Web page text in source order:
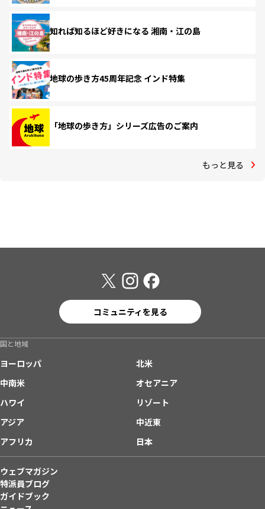
知れば知るほど好きになる 湘南・江の島
地球の歩き方45周年記念 インド特集
「地球の歩き方」シリーズ広告のご案内
もっと見る
コミュニティを見る
国と地域
ヨーロッパ
北米
中南米
オセアニア
ハワイ
リゾート
アジア
中近東
アフリカ
日本
ウェブマガジン
特派員ブログ
ガイドブック